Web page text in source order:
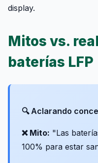
display.
Mitos vs.
baterías LFP
🔍 Aclarando
❌ Mito: "Las
100% para estar